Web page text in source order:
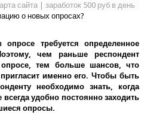
сайта
заработок 500 руб в день
о новых опросах?
требуется определенное
чем раньше респондент
тем больше шансов, что
именно его.Чтобы быть
необходимо знать, когда
удобно постоянно заходить
опросы.